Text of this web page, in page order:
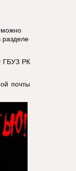
можно
ГБУЗ РК
почты